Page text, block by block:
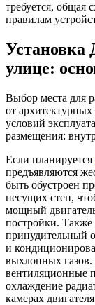
требуется, общая
правилам
улице:
Выбор места для
от
условий
размещения:
Если планируется
предъявляются
быть обустроен
несущих стен,
мощный
постройки. Также
принудительный
и
выхлопных газов.
вентиляционные
охлаждение
камерах